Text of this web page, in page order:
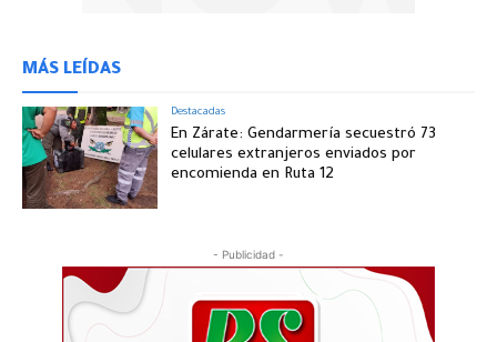
MÁS LEÍDAS
Destacadas
En Zárate: Gendarmería secuestró 73
celulares extranjeros enviados por
encomienda en Ruta 12
- Publicidad -